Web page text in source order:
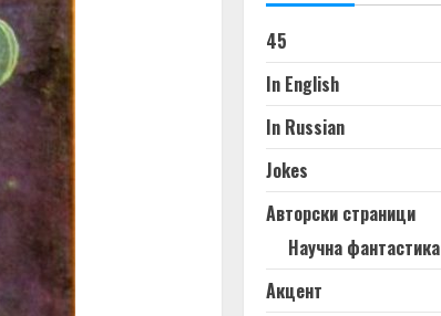
45
In English
In Russian
Jokes
Авторски страници
Научна фантастика
Акцент